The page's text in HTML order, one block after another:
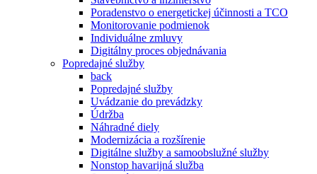
Poradenstvo o energetickej účinnosti a TCO
Monitorovanie podmienok
Individuálne zmluvy
Digitálny proces objednávania
Popredajné služby
back
Popredajné služby
Uvádzanie do prevádzky
Údržba
Náhradné diely
Modernizácia a rozšírenie
Digitálne služby a samoobslužné služby
Nonstop havarijná služba